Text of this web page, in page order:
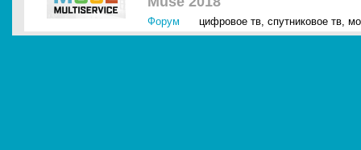
Форум цифровое тв, спутниковое тв,